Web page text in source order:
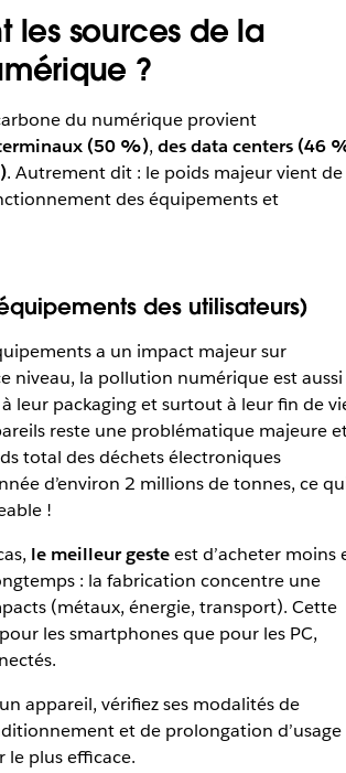
les sources de la
?
du numérique provient
(50 %), des data centers (46
. Autrement dit : le poids majeur vient de
des équipements et
des utilisateurs)
a un impact majeur sur
niveau, la pollution numérique est aussi
leur packaging et surtout à leur fin de
reste une problématique majeure
total des déchets électroniques
d’environ 2 millions de tonnes, ce
!
le meilleur gesteest d’acheter moins
: la fabrication concentre une
(métaux, énergie, transport). Cette
les smartphones que pour les PC,
appareil, vérifiez ses modalités de
et de prolongation d’usage
le plus efficace.